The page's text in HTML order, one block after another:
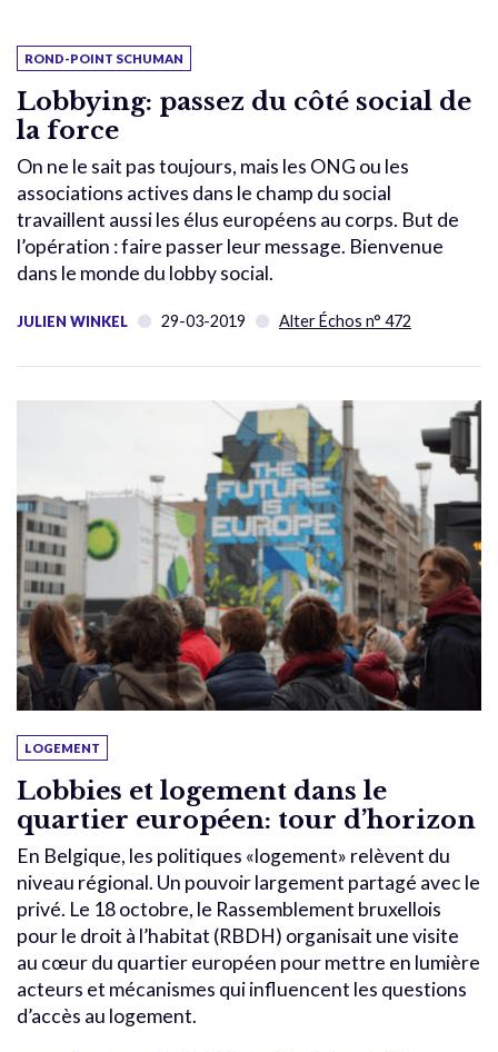
ROND-POINT SCHUMAN
Lobbying: passez du côté social de
la force
On ne le sait pas toujours, mais les ONG ou les
associations actives dans le champ du social
travaillent aussi les élus européens au corps. But de
l’opération : faire passer leur message. Bienvenue
dans le monde du lobby social.
JULIEN WINKEL 29-03-2019 Alter Échos n° 472
LOGEMENT
Lobbies et logement dans le
quartier européen: tour d’horizon
En Belgique, les politiques «logement» relèvent du
niveau régional. Un pouvoir largement partagé avec le
privé. Le 18 octobre, le Rassemblement bruxellois
pour le droit à l’habitat (RBDH) organisait une visite
au cœur du quartier européen pour mettre en lumière
acteurs et mécanismes qui influencent les questions
d’accès au logement.